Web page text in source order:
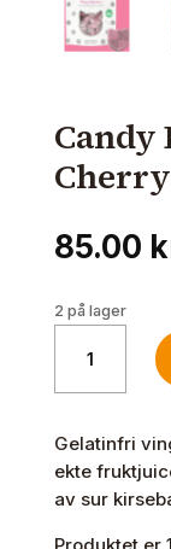
Candy
Cherry
85.00
2 på lager
Kittens
Very
antall
Gelatinfri
ekte
av sur